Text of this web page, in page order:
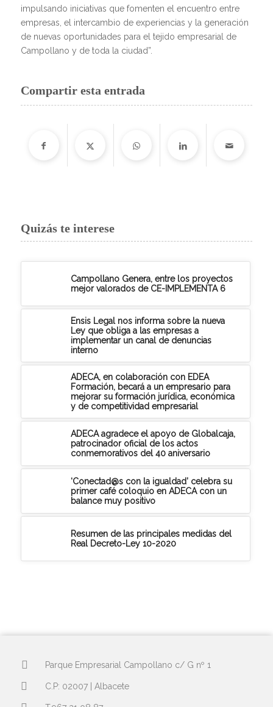
impulsando iniciativas que fomenten el encuentro entre
empresas, el intercambio de experiencias y la generación
de nuevas oportunidades para el tejido empresarial de
Campollano y de toda la ciudad”.
Compartir esta entrada
Quizás te interese
Campollano Genera, entre los proyectos
mejor valorados de CE-IMPLEMENTA 6
Ensis Legal nos informa sobre la nueva
Ley que obliga a las empresas a
implementar un canal de denuncias
interno
ADECA, en colaboración con EDEA
Formación, becará a un empresario para
mejorar su formación jurídica, económica
y de competitividad empresarial
ADECA agradece el apoyo de Globalcaja,
patrocinador oficial de los actos
conmemorativos del 40 aniversario
‘Conectad@s con la igualdad’ celebra su
primer café coloquio en ADECA con un
balance muy positivo
Resumen de las principales medidas del
Real Decreto-Ley 10-2020
Parque Empresarial Campollano c/ G nº 1
C.P: 02007 | Albacete